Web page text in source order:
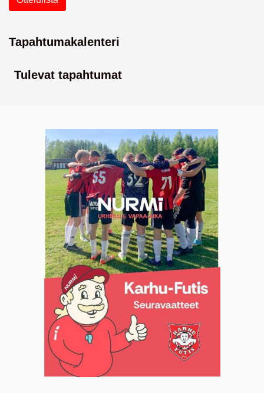
Tapahtumakalenteri
Tulevat tapahtumat